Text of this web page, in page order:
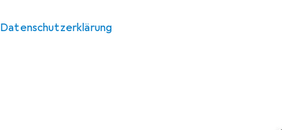
Datenschutzerklärung